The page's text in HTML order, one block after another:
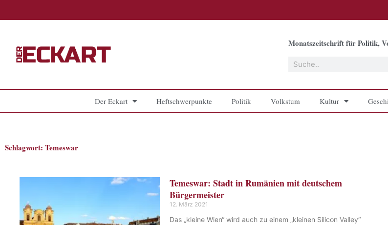
Monatszeitschrift für Politik,
Suche
Der Eckart Heftschwerpunkte Politik Volkstum Kultur
Schlagwort: Temeswar
Temeswar: Stadt in Rumänien mit deutschem
Bürgermeister
12. März 2021
Das „kleine Wien“ wird auch zu einem „kleinen Silicon Valley“